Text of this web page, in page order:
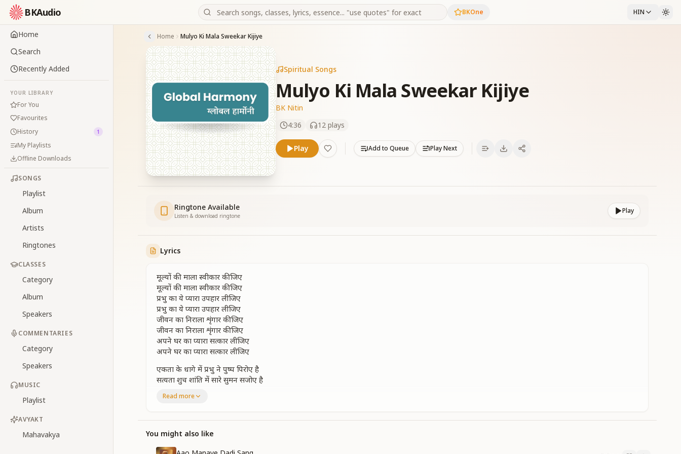
BKAudio BKOne HIN
Home
Search
Recently Added
YOUR LIBRARY
For You
Favourites
History
1
My Playlists
Offline Downloads
SONGS
Playlist
Album
Artists
Ringtones
CLASSES
Category
Album
Speakers
COMMENTARIES
Category
Speakers
MUSIC
Playlist
AVYAKT
Mahavakya
Home Mulyo Ki Mala Sweekar Kijiye
Spiritual Songs
Mulyo Ki Mala Sweekar Kijiye
BK Nitin
4:36
12 plays
Play Add to Queue Play Next
Ringtone Available
Listen & download ringtone
Play
Lyrics
मूल्यों की माला स्वीकार कीजिए
मूल्यों की माला स्वीकार कीजिए
प्रभु का ये प्यारा उपहार लीजिए
प्रभु का ये प्यारा उपहार लीजिए
जीवन का निराला शृंगार कीजिए
जीवन का निराला शृंगार कीजिए
अपने घर का प्यारा सत्कार लीजिए
अपने घर का प्यारा सत्कार लीजिए
एकता के धागे में प्रभु ने पुष्प पिरोए है
सत्यता शुच शांति में सारे सुमन सजोए है
चंदा जैसे हाला का हार लीजिए
प्रभु का ये प्यारा उपहार लीजिए
संतुष्टता सहनशीलता गुणोका शहंशाह है
नम्रता साहस राजा हिम्मत बादशाह है
Read more
You might also like